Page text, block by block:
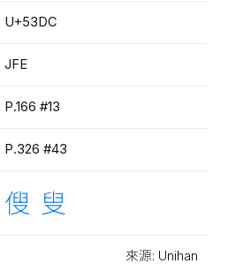
U+53DC
JFE
P.166 #13
P.326 #43
傁 叟
來源: Unihan